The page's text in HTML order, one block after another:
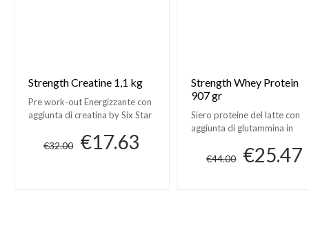
Strength Creatine 1,1 kg
Pre work-out Energizzante con
aggiunta di creatina by Six Star
€32.00 €17.63
Strength Whey Protein
907 gr
Siero proteine del latte con
aggiunta di glutammina in
Nutrition
€44.00 €25.47